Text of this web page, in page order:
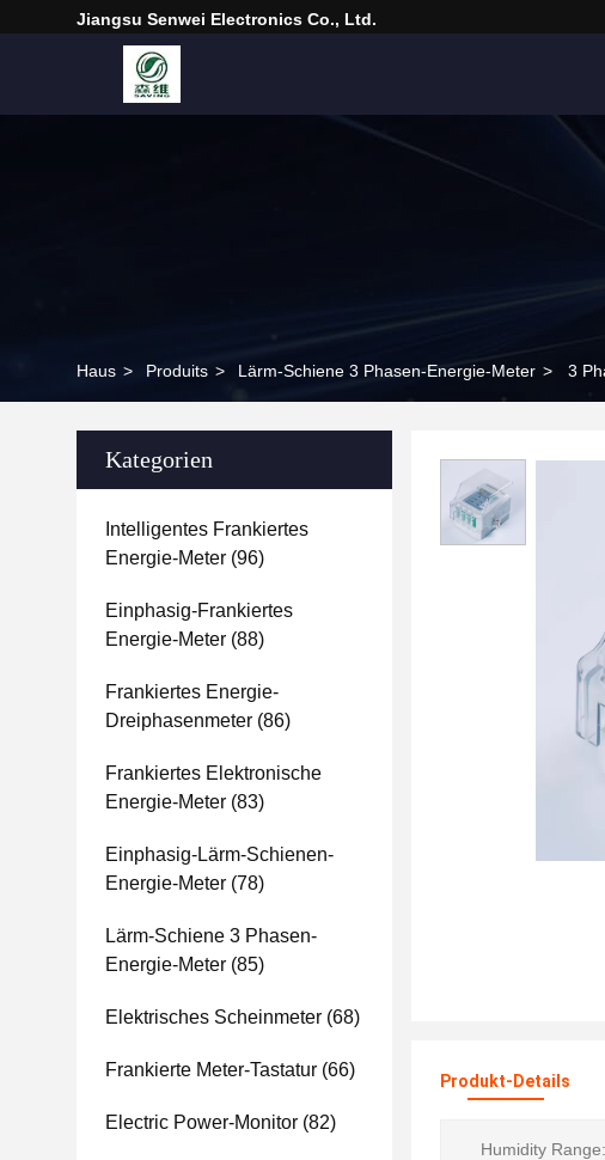
Jiangsu Senwei Electronics Co., Ltd.
Haus > Produits > Lärm-Schiene 3 Phasen-Energie-Meter > 3
Kategorien
Intelligentes Frankiertes
Energie-Meter (96)
Einphasig-Frankiertes
Energie-Meter (88)
Frankiertes Energie-
Dreiphasenmeter (86)
Frankiertes Elektronische
Energie-Meter (83)
Einphasig-Lärm-Schienen-
Energie-Meter (78)
Lärm-Schiene 3 Phasen-
Energie-Meter (85)
Elektrisches Scheinmeter (68)
Frankierte Meter-Tastatur (66)
Electric Power-Monitor (82)
Produkt-Details
Humidity Range: